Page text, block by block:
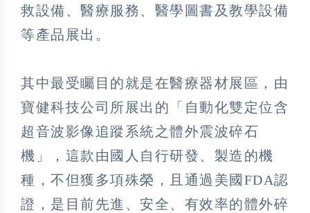
救設備、醫療服務、醫學圖書及教學設備
等產品展出。
其中最受矚目的就是在醫療器材展區，由
寶健科技公司所展出的「自動化雙定位含
超音波影像追蹤系統之體外震波碎石
機」，這款由國人自行研發、製造的機
種，不但獲多項殊榮，且通過美國FDA認
證，是目前先進、安全、有效率的體外碎